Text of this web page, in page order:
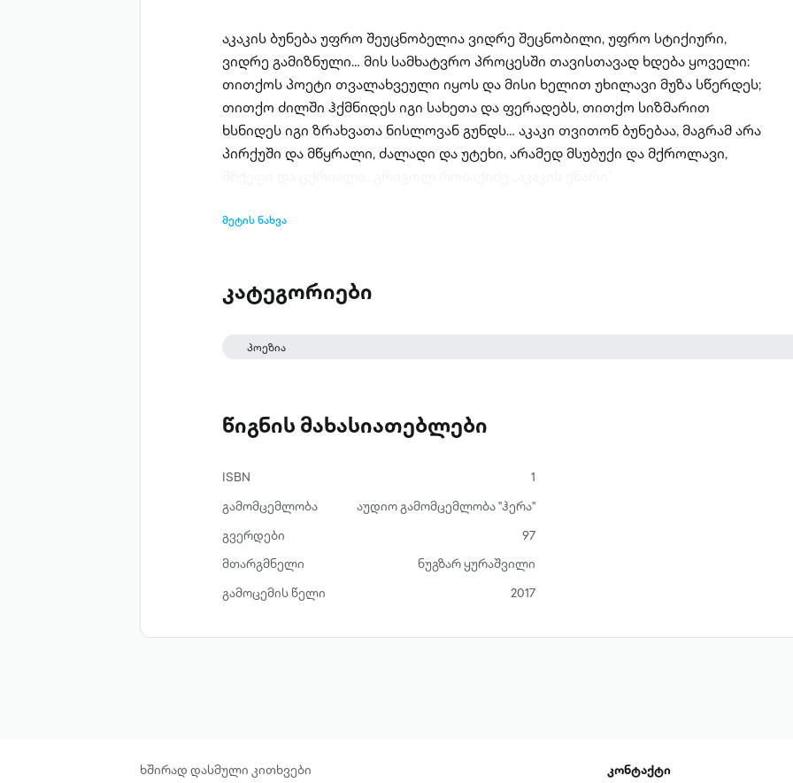
აკაკის ბუნება უფრო შეუცნობელია ვიდრე შეცნობილი, უფრო სტიქიური,
ვიდრე გამიზნული… მის სამხატვრო პროცესში თავისთავად ხდება ყოველი:
თითქოს პოეტი თვალახვეული იყოს და მისი ხელით უხილავი მუზა სწერდეს;
თითქო ძილში ჰქმნიდეს იგი სახეთა და ფერადებს, თითქო სიზმარით
ხსნიდეს იგი ზრახვათა ნისლოვან გუნდს… აკაკი თვითონ ბუნებაა, მაგრამ არა
პირქუში და მწყრალი, ძალადი და უტეხი, არამედ მსუბუქი და მქროლავი,
მეტის ნახვა
კატეგორიები
პოეზია
წიგნის მახასიათებლები
ISBN
1
გამომცემლობა
აუდიო გამომცემლობა "ჰერა"
გვერდები
97
მთარგმნელი
ნუგზარ ყურაშვილი
გამოცემის წელი
2017
ხშირად დასმული კითხვები კონტაქტი